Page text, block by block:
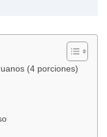
(4 porciones)